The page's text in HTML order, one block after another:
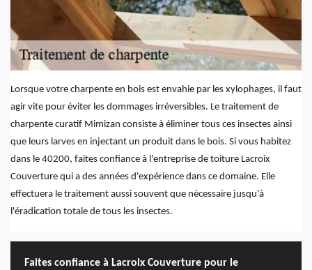
Lorsque votre charpente en bois est envahie par les xylophages, il faut
agir vite pour éviter les dommages irréversibles. Le traitement de
charpente curatif Mimizan consiste à éliminer tous ces insectes ainsi
que leurs larves en injectant un produit dans le bois. Si vous habitez
dans le 40200, faites confiance à l'entreprise de toiture Lacroix
Couverture qui a des années d'expérience dans ce domaine. Elle
effectuera le traitement aussi souvent que nécessaire jusqu'à
l'éradication totale de tous les insectes.
Faites confiance à Lacroix Couverture pour le